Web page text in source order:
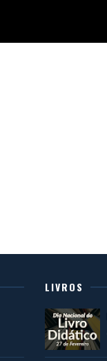
LIVROS